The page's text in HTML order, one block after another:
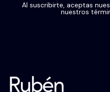
Al suscribirte, aceptas
nuestros